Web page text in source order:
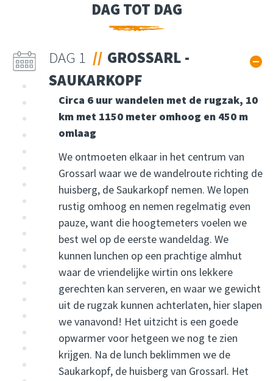
DAG TOT DAG
DAG 1
GROSSARL -
SAUKARKOPF
Circa 6 uur wandelen met de rugzak, 10
km met 1150 meter omhoog en 450 m
omlaag
We ontmoeten elkaar in het centrum van
Grossarl waar we de wandelroute richting de
huisberg, de Saukarkopf nemen. We lopen
rustig omhoog en nemen regelmatig even
pauze, want die hoogtemeters voelen we
best wel op de eerste wandeldag. We
kunnen lunchen op een prachtige almhut
waar de vriendelijke wirtin ons lekkere
gerechten kan serveren, en waar we gewicht
uit de rugzak kunnen achterlaten, hier slapen
we vanavond! Het uitzicht is een goede
opwarmer voor hetgeen we nog te zien
krijgen. Na de lunch beklimmen we de
Saukarkopf, de huisberg van Grossarl. Het